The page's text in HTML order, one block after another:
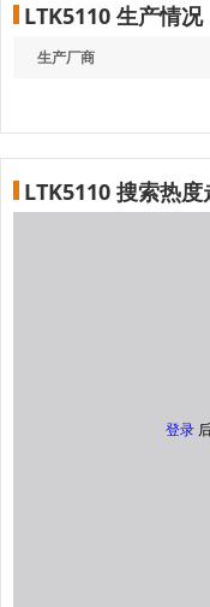
LTK5110 生产情况
生产厂商
LTK5110 搜索热度
登录